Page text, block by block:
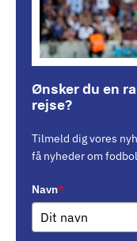
Ønsker du en
rejse?
Tilmeld dig vores
få nyheder om
Navn*